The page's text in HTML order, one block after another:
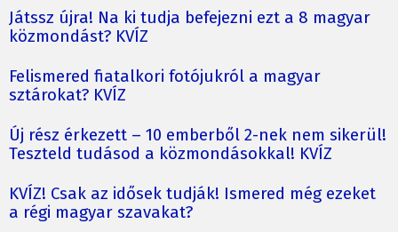
Játssz újra! Na ki tudja befejezni ezt a 8 magyar
közmondást? KVÍZ
Felismered fiatalkori fotójukról a magyar
sztárokat? KVÍZ
Új rész érkezett – 10 emberből 2-nek nem sikerül!
Teszteld tudásod a közmondásokkal! KVÍZ
KVÍZ! Csak az idősek tudják! Ismered még ezeket
a régi magyar szavakat?